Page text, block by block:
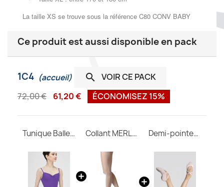
La taille XS se trouve sous la référence C80 CONV BABY
Ce produit est aussi disponible en pack
1C4 (accueil)  VOIR CE PACK
72,00 €
61,20 € ÉCONOMISEZ 15%
Tunique Ballerine WEAR MOI Collant MERLET convertible adulte Demi-pointes CERES M Wear Moi